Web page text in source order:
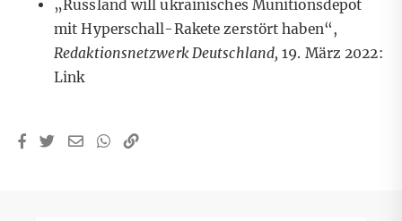
„Russland will ukrainisches Munitionsdepot
mit Hyperschall-Rakete zerstört haben“,
Redaktionsnetzwerk Deutschland,19. März 2022:
Link